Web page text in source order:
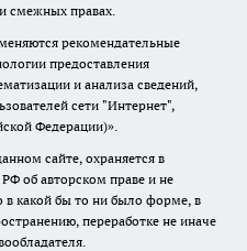
смежных правах.
рекомендательные
предоставления
и анализа сведений,
сети "Интернет",
Федерации)».
сайте, охраняется в
об авторском праве и не
какой бы то ни было форме, в
переработке не иначе